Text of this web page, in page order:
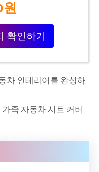
확인하기
차 인테리어를 완성하
죽 자동차 시트 커버